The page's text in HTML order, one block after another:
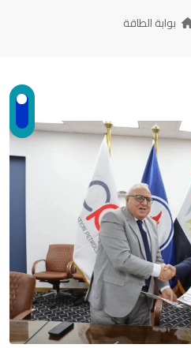
بوابة الطاقة